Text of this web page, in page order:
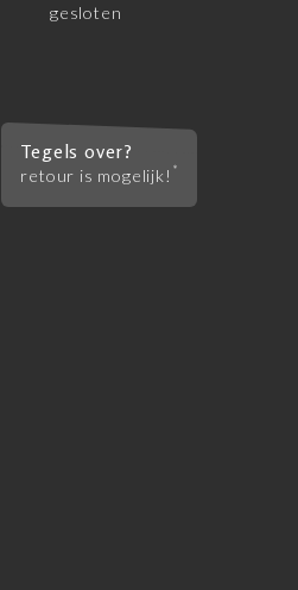
gesloten
Tegels over?
retour is mogelijk! *